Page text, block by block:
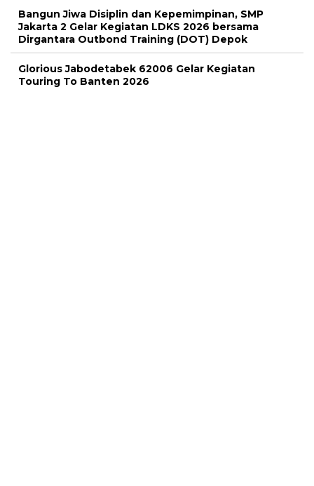
Bangun Jiwa Disiplin dan Kepemimpinan, SMP
Jakarta 2 Gelar Kegiatan LDKS 2026 bersama
Dirgantara Outbond Training (DOT) Depok
Glorious Jabodetabek 62006 Gelar Kegiatan
Touring To Banten 2026